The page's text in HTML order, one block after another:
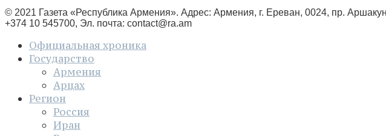
© 2021 Газета «Республика Армения». Адрес: Армения, г. Ереван, 0024, пр.
+374 10 545700, Эл. почта: contact@ra.am
Официальная хроника
Государство
Армения
Арцах
Регион
Россия
Иран